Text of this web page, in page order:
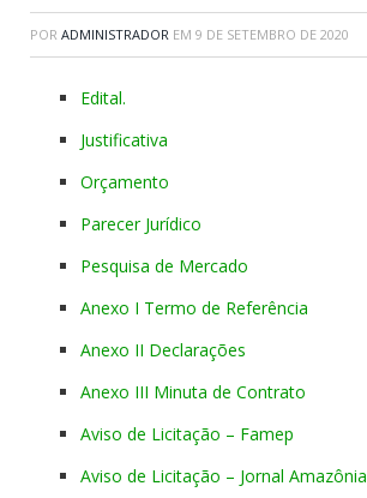
POR ADMINISTRADOR EM 9 DE SETEMBRO DE 2020
Edital.
Justificativa
Orçamento
Parecer Jurídico
Pesquisa de Mercado
Anexo I Termo de Referência
Anexo II Declarações
Anexo III Minuta de Contrato
Aviso de Licitação – Famep
Aviso de Licitação – Jornal Amazônia